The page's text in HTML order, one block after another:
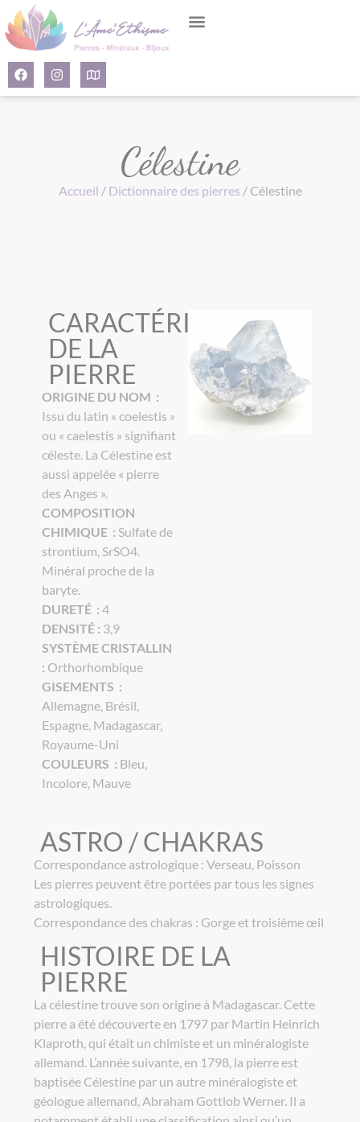
Célestine
Accueil / Dictionnaire des pierres / Célestine
CARACTÉRISTIQUES
DE LA
PIERRE
ORIGINE DU NOM :
Issu du latin « coelestis »
ou « caelestis » signifiant
céleste. La Célestine est
aussi appelée « pierre
des Anges ».
COMPOSITION
CHIMIQUE : Sulfate de
strontium, SrSO4.
Minéral proche de la
baryte.
DURETÉ : 4
DENSITÉ : 3,9
SYSTÈME CRISTALLIN
: Orthorhombique
GISEMENTS :
Allemagne, Brésil,
Espagne, Madagascar,
Royaume-Uni
COULEURS : Bleu,
Incolore, Mauve
ASTRO / CHAKRAS
Correspondance astrologique : Verseau, Poisson
Les pierres peuvent être portées par tous les signes
astrologiques.
Correspondance des chakras : Gorge et troisième œil
HISTOIRE DE LA
PIERRE
La célestine trouve son origine à Madagascar. Cette
pierre a été découverte en 1797 par Martin Heinrich
Klaproth, qui était un chimiste et un minéralogiste
allemand. L’année suivante, en 1798, la pierre est
baptisée Célestine par un autre minéralogiste et
géologue allemand, Abraham Gottlob Werner. Il a
Panneau de gestion des cookies